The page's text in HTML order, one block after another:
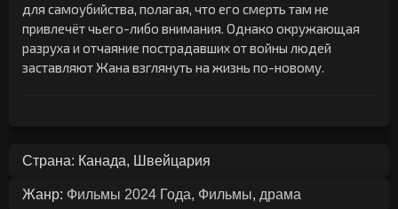
для самоубийства, полагая, что его смерть там не
привлечёт чьего-либо внимания. Однако окружающая
разруха и отчаяние пострадавших от войны людей
заставляют Жана взглянуть на жизнь по-новому.
Страна: Канада, Швейцария
Жанр: Фильмы 2024 Года, Фильмы, драма